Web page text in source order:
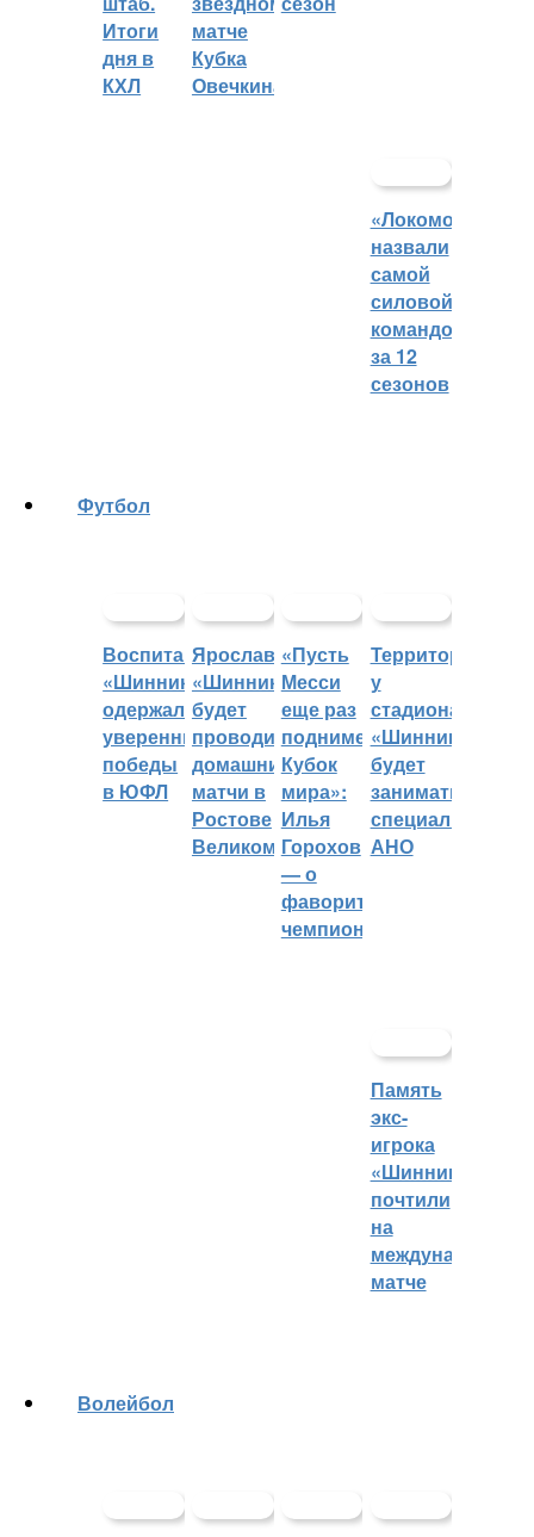
Итоги
дня в
КХЛ
матче
Кубка
Овечкина
«Локомотив»
назвали
самой
силовой
командой
за 12
сезонов
Футбол
Воспитанники
«Шинника»
одержали
уверенные
победы
в ЮФЛ
Ярославский
«Шинник»
будет
проводить
домашние
матчи в
Ростове
Великом
«Пусть
Месси
еще раз
поднимет
Кубок
мира»:
Илья
Горохов
— о
фаворитах
чемпионата
Территорией
у
стадиона
«Шинник»
будет
заниматься
специальное
АНО
Память
экс-
игрока
«Шинника»
почтили
на
международном
матче
Волейбол